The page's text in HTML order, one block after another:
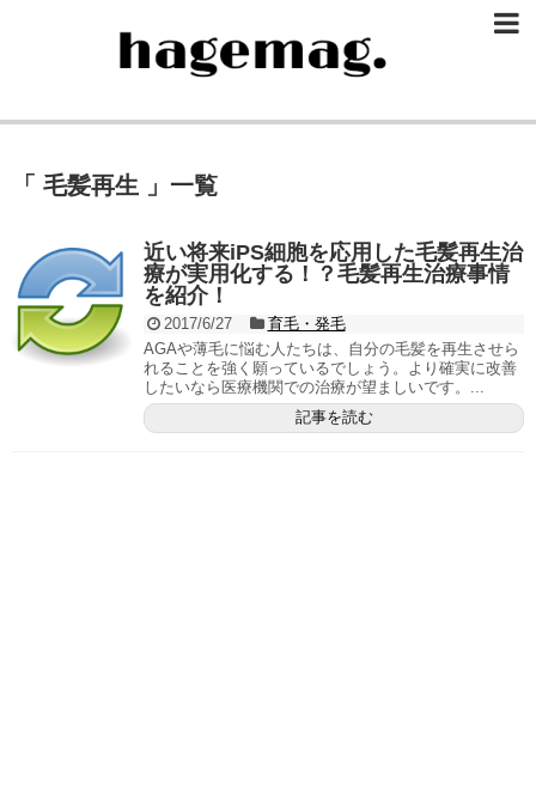
「 毛髪再生 」一覧
近い将来iPS細胞を応用した毛髪再生治
療が実用化する！？毛髪再生治療事情
を紹介！
2017/6/27
育毛・発毛
AGAや薄毛に悩む人たちは、自分の毛髪を再生させら
れることを強く願っているでしょう。より確実に改善
したいなら医療機関での治療が望ましいです。...
記事を読む